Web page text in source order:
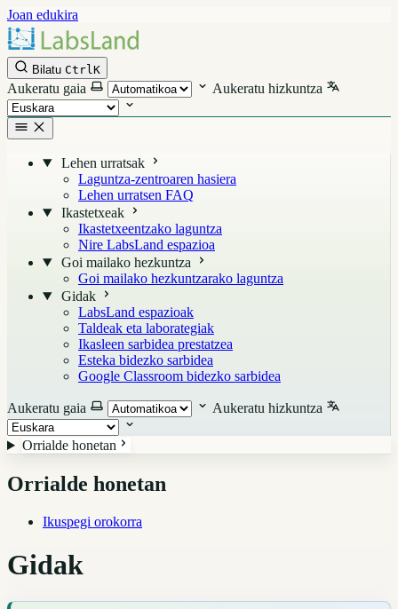
Joan edukira
Bilatu CtrlK
Aukeratu gaia Aukeratu hizkuntza
Lehen urratsak
Laguntza-zentroaren hasiera
Lehen urratsen FAQ
Ikastetxeak
Ikastetxeentzako laguntza
Nire LabsLand espazioa
Goi mailako hezkuntza
Goi mailako hezkuntzarako laguntza
Gidak
LabsLand espazioak
Taldeak eta laborategiak
Ikasleen sarbidea prestatzea
Esteka bidezko sarbidea
Google Classroom bidezko sarbidea
Aukeratu gaia Aukeratu hizkuntza
Orrialde honetan
Orrialde honetan
Ikuspegi orokorra
Gidak